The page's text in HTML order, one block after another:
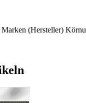
Marken (Hersteller)